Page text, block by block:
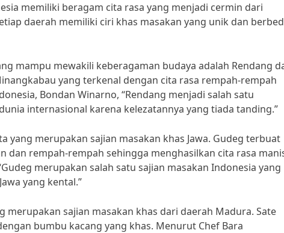
memiliki beragam cita rasa yang menjadi cermin dari
daerah memiliki ciri khas masakan yang unik dan
mampu mewakili keberagaman budaya adalah Rendang
yang terkenal dengan cita rasa rempah-rempah
Bondan Winarno, “Rendang menjadi salah satu
internasional karena kelezatannya yang tiada tanding.”
yang merupakan sajian masakan khas Jawa. Gudeg terbuat
dan rempah-rempah sehingga menghasilkan cita rasa
merupakan salah satu sajian masakan Indonesia yang
yang kental.”
merupakan sajian masakan khas dari daerah Madura. Sate
bumbu kacang yang khas. Menurut Chef Bara